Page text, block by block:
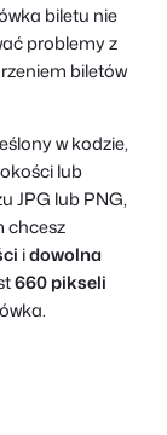
Czech
Greek
biletu nie
problemy z
biletów
w kodzie,
lub
JPG lub PNG,
chcesz
idowolna
660 pikseli